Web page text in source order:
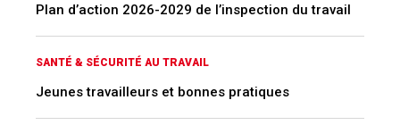
Plan d’action 2026-2029 de l’inspection du travail
SANTÉ & SÉCURITÉ AU TRAVAIL
Jeunes travailleurs et bonnes pratiques